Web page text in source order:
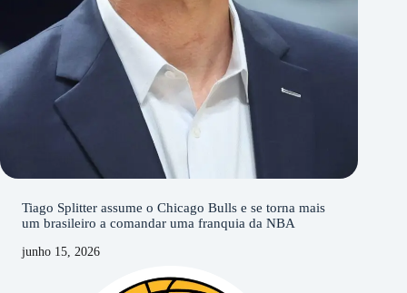
Tiago Splitter assume o Chicago Bulls e se torna mais
um brasileiro a comandar uma franquia da NBA
junho 15, 2026